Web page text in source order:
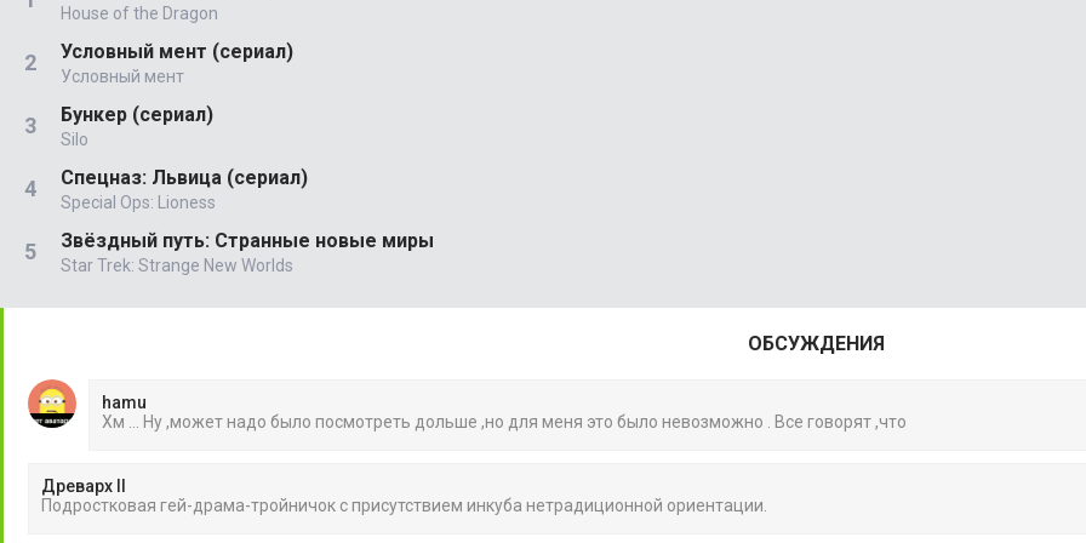
House of the Dragon
Условный мент (сериал)
Условный мент
Бункер (сериал)
Silo
Спецназ: Львица (сериал)
Special Ops: Lioness
Звёздный путь: Странные новые миры
Star Trek: Strange New Worlds
ОБСУЖДЕНИЯ
hamu
Хм ... Ну ,может надо было посмотреть дольше ,но для меня это было невозможно . Все говорят ,что
Древарх II
Подростковая гей-драма-тройничок с присутствием инкуба нетрадиционной ориентации.